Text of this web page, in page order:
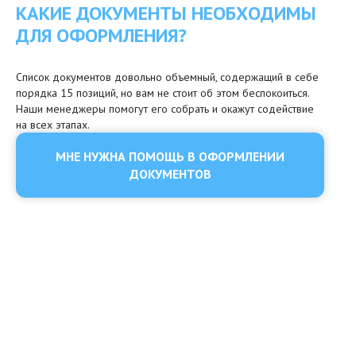
КАКИЕ ДОКУМЕНТЫ НЕОБХОДИМЫ
ДЛЯ ОФОРМЛЕНИЯ?
Список документов довольно объемный, содержащий в себе
порядка 15 позиций, но вам не стоит об этом беспокоиться.
Наши менеджеры помогут его собрать и окажут содействие
на всех этапах.
МНЕ НУЖНА ПОМОЩЬ В ОФОРМЛЕНИИ
ДОКУМЕНТОВ